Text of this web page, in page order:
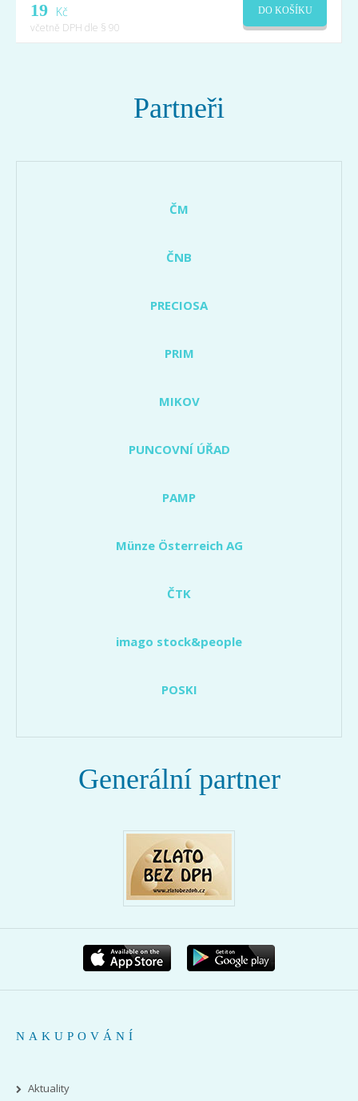
19 Kč
včetně DPH dle § 90
DO KOŠÍKU
Partneři
ČM
ČNB
PRECIOSA
PRIM
MIKOV
PUNCOVNÍ ÚŘAD
PAMP
Münze Österreich AG
ČTK
imago stock&people
POSKI
Generální partner
NAKUPOVÁNÍ
Aktuality